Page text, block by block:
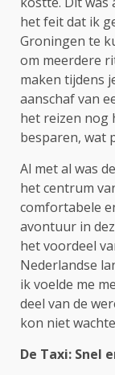
het feit dat ik
Groningen te
om meerdere
maken tijdens
aanschaf van
het reizen nog
besparen, wat
Al met al was
het centrum
comfortabele
avontuur in
het voordeel
Nederlandse
ik voelde me
deel van de
kon niet
De Taxi: Snel